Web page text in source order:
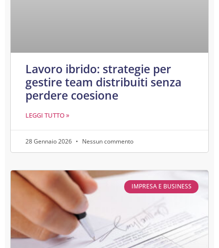
Lavoro ibrido: strategie per
gestire team distribuiti senza
perdere coesione
LEGGI TUTTO »
28 Gennaio 2026 Nessun commento
IMPRESA E BUSINESS